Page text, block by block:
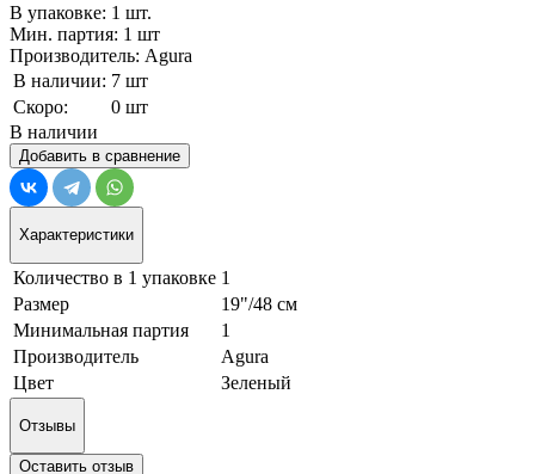
В упаковке: 1 шт.
Мин. партия: 1 шт
Производитель: Agura
В наличии: 7 шт
Скоро:
0 шт
В наличии
Добавить в сравнение
Характеристики
Количество в 1 упаковке 1
Размер
19"/48 см
Минимальная партия
1
Производитель
Agura
Цвет
Зеленый
Отзывы
Оставить отзыв